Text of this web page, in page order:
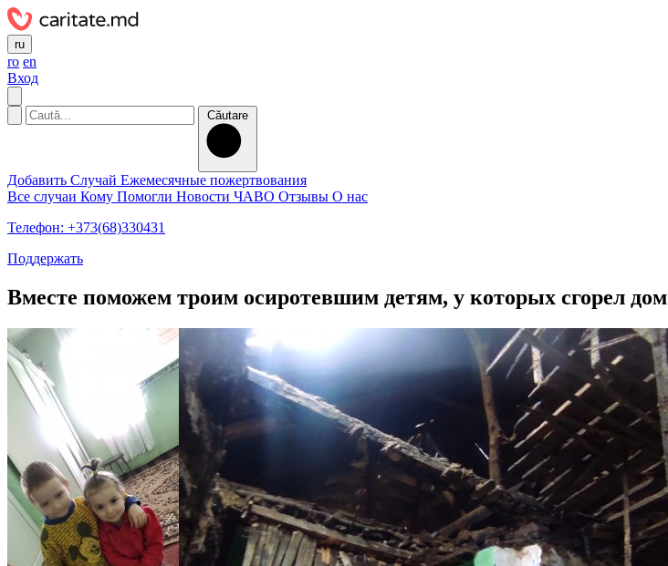
ru
ro en
Вход
Căutare
Добавить Случай Ежемесячные пожертвования
Все случаи Кому Помогли Новости ЧАВО Отзывы О нас
Телефон: +373(68)330431
Поддержать
Вместе поможем троим осиротевшим детям, у которых сгорел дом